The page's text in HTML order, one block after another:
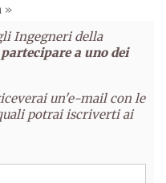
»
Ingegneri della
a uno dei
un'e-mail con le
potrai iscriverti ai